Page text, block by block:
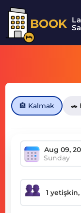
BOOK
🏨 Kalmak 🚗
Sunday